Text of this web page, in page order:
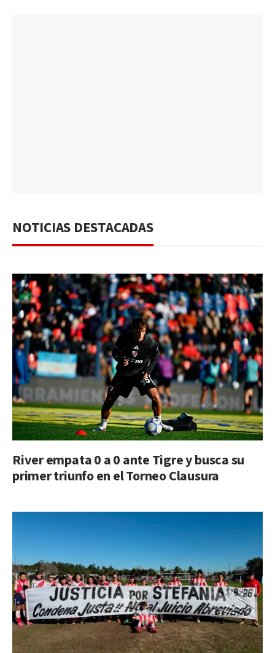
NOTICIAS DESTACADAS
River empata 0 a 0 ante Tigre y busca su
primer triunfo en el Torneo Clausura